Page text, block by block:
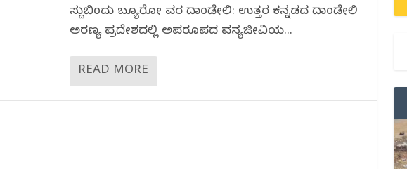
ಸುದ್ದಿಬಿಂದು ಬ್ಯೂರೋ ವರದಿ ದಾಂಡೇಲಿ: ಉತ್ತರ ಕನ್ನಡದ ದಾಂಡೇಲಿ
ಅರಣ್ಯ ಪ್ರದೇಶದಲ್ಲಿ ಅಪರೂಪದ ವನ್ಯಜೀವಿಯ...
READ MORE